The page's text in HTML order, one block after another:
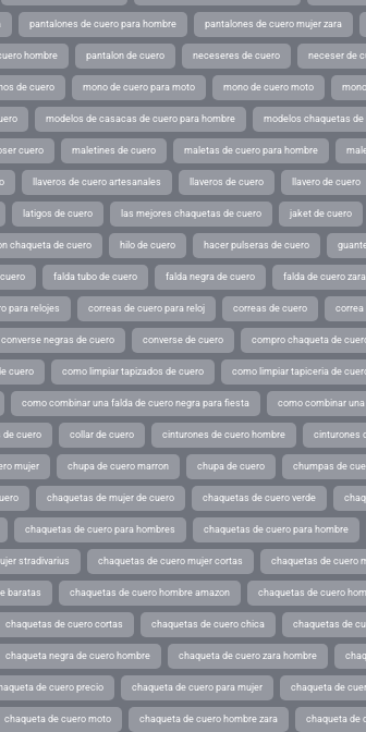
pantalones de cuero para hombre pantalones de cuero mujer zara
hombre pantalon de cuero neceseres de cuero neceser de
de cuero mono de cuero para moto mono de cuero moto
modelos de casacas de cuero para hombre modelos chaquetas de
cuero maletines de cuero maletas de cuero para hombre
llaveros de cuero artesanales llaveros de cuero llavero de cuero
latigos de cuero las mejores chaquetas de cuero jaket de cuero
chaqueta de cuero hilo de cuero hacer pulseras de cuero
falda tubo de cuero falda negra de cuero falda de cuero zara
para relojes correas de cuero para reloj correas de cuero correa
converse negras de cuero converse de cuero compro chaqueta de
cuero como limpiar tapizados de cuero como limpiar tapiceria de
como combinar una falda de cuero negra para fiesta como combinar
de cuero collar de cuero cinturones de cuero hombre cinturones
mujer chupa de cuero marron chupa de cuero chumpas de
chaquetas de mujer de cuero chaquetas de cuero verde
chaquetas de cuero para hombres chaquetas de cuero para hombre
stradivarius chaquetas de cuero mujer cortas chaquetas de cuero
baratas chaquetas de cuero hombre amazon chaquetas de cuero
chaquetas de cuero cortas chaquetas de cuero chica chaquetas de
chaqueta negra de cuero hombre chaqueta de cuero zara hombre
de cuero precio chaqueta de cuero para mujer chaqueta de
chaqueta de cuero moto chaqueta de cuero hombre zara chaqueta de